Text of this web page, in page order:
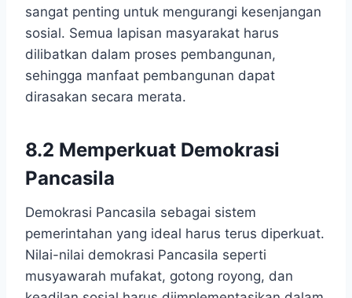
sangat penting untuk mengurangi kesenjangan
sosial. Semua lapisan masyarakat harus
dilibatkan dalam proses pembangunan,
sehingga manfaat pembangunan dapat
dirasakan secara merata.
8.2 Memperkuat Demokrasi
Pancasila
Demokrasi Pancasila sebagai sistem
pemerintahan yang ideal harus terus diperkuat.
Nilai-nilai demokrasi Pancasila seperti
musyawarah mufakat, gotong royong, dan